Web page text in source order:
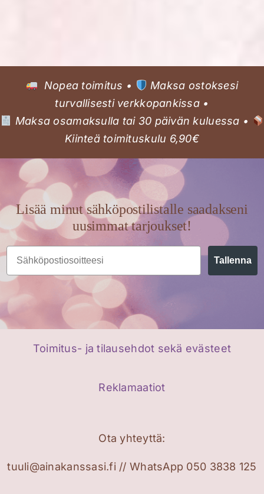
Nopea toimitus •
Maksa ostoksesi
turvallisesti verkkopankissa •
Maksa osamaksulla tai 30 päivän kuluessa •
Kiinteä toimituskulu 6,90€
Lisää minut sähköpostilistalle saadakseni
uusimmat tarjoukset!
Email
Tallenna
Toimitus- ja tilausehdot sekä evästeet
Reklamaatiot
Ota yhteyttä:
tuuli@ainakanssasi.fi // WhatsApp 050 3838 125